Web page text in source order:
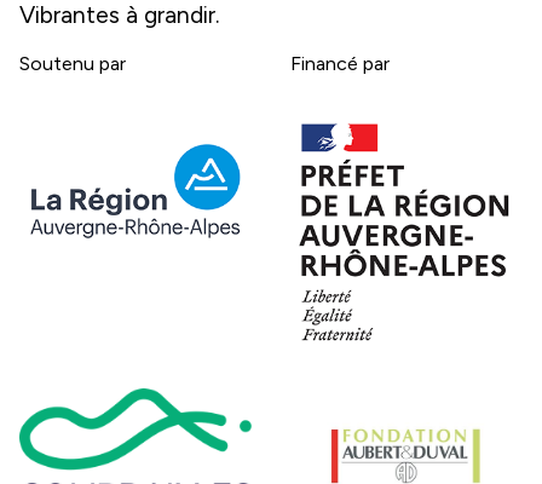
Vibrantes à grandir.
Soutenu par Financé par